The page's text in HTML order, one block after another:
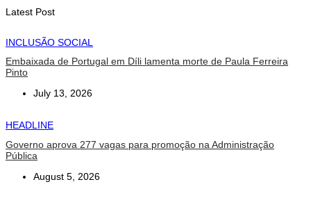
Latest Post
INCLUSÃO SOCIAL
Embaixada de Portugal em Díli lamenta morte de Paula Ferreira
Pinto
July 13, 2026
HEADLINE
Governo aprova 277 vagas para promoção na Administração
Pública
August 5, 2026